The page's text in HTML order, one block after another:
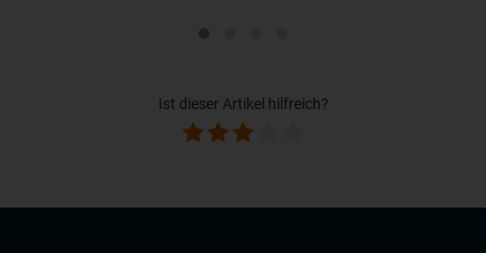
Ist dieser Artikel hilfreich?